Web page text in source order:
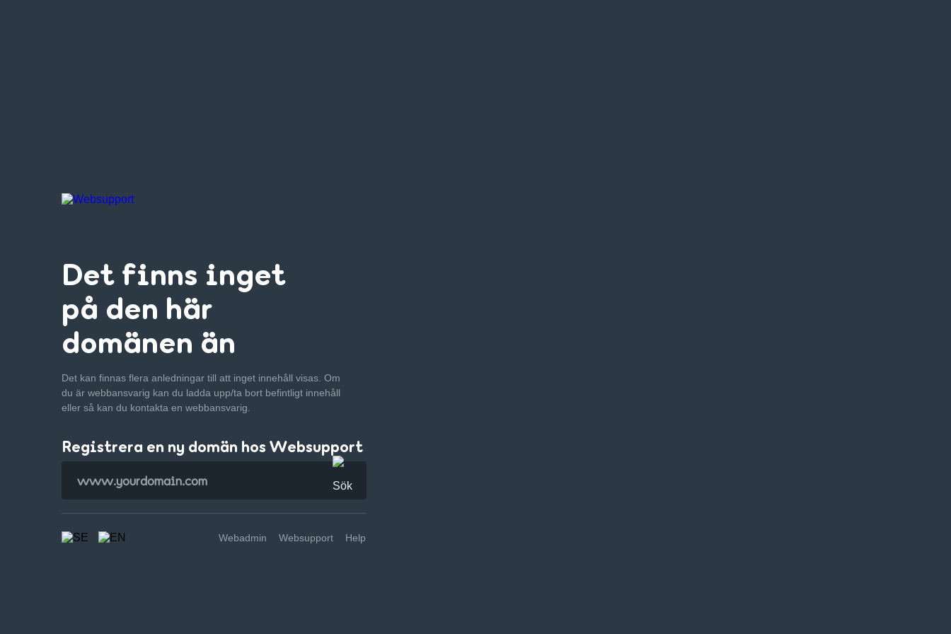
Det finns inget
på den här
domänen än
Det kan finnas flera anledningar till att inget innehåll visas. Om
du är webbansvarig kan du ladda upp/ta bort befintligt innehåll
eller så kan du kontakta en webbansvarig.
Registrera en ny domän hos Websupport
Webadmin Websupport Help